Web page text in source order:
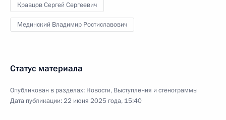
Кравцов Сергей Сергеевич
Мединский Владимир Ростиславович
Статус материала
Опубликован в разделах: Новости, Выступления и стенограммы
Дата публикации:22 июня 2025 года, 15:40